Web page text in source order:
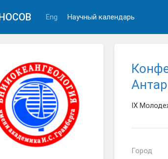
Eng Научный календарь
IX
Город